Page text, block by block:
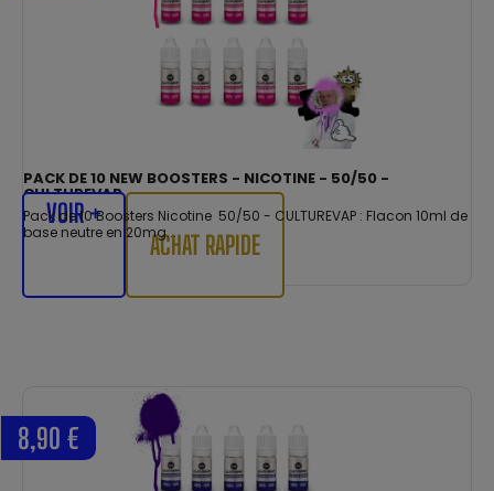
PACK DE 10 NEW BOOSTERS - NICOTINE - 50/50 -
CULTUREVAP
Pack de 10 Boosters Nicotine 50/50 - CULTUREVAP : Flacon 10ml de
base neutre en 20mg...
VOIR +
ACHAT RAPIDE
8,90 €